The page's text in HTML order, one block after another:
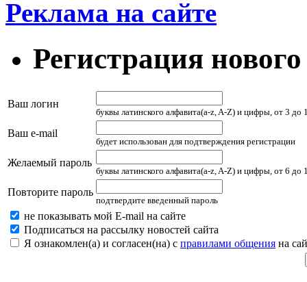
Реклама на сайте
Регистрация
Ваш логин
буквы латинского алфавита(a-z, A-Z) и цифры, от 3 до
Ваш e-mail
будет использован для подтверждения регистрации
Желаемый пароль
буквы латинского алфавита(a-z, A-Z) и цифры, от 6 до
Повторите пароль
подтвердите введенный пароль
не показывать мой E-mail на сайте
Подписаться на рассылку новостей сайта
Я ознакомлен(а) и согласен(на) с правилами общения на